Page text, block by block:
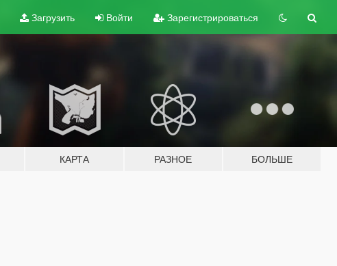
Загрузить Войти Зарегистрироваться
КАРТА РАЗНОЕ БОЛЬШЕ